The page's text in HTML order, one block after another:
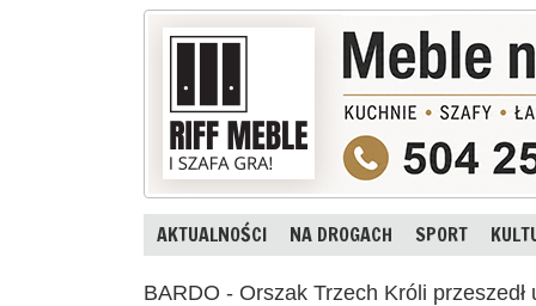
AKTUALNOŚCI NA DROGACH SPORT
BARDO - Orszak Trzech Króli przeszedł